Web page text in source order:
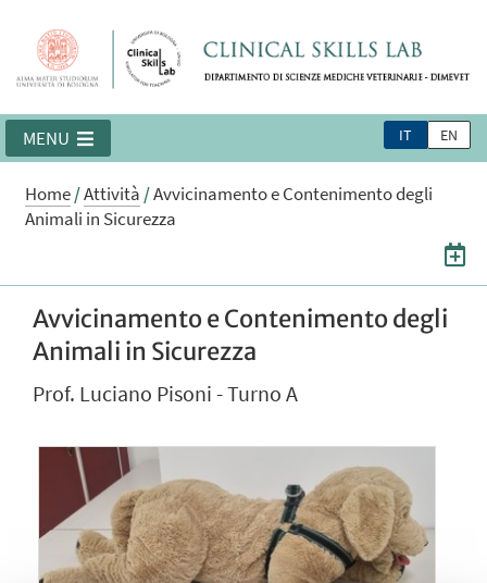
IT EN
MENU
Home/Attività /Avvicinamento e Contenimento degli
Animali in Sicurezza
Avvicinamento e Contenimento degli
Animali in Sicurezza
Prof. Luciano Pisoni - Turno A